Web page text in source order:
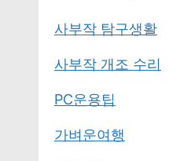
사부작 탐구생활
사부작 개조 수리
PC운용팁
가벼운여행